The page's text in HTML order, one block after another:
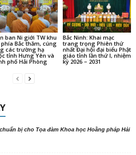
ban Ni giới TW khu
Bắc thăm, cúng
các trường hạ
tỉnh Hưng Yên và
phố Hải Phòng
Bắc Ninh: Khai mạc
trang trọng Phiên thứ
nhất Đại hội đại biểu Phật
giáo tỉnh lần thứ I, nhiệm
kỳ 2026 – 2031
bị cho Tọa đàm Khoa học Hoằng pháp Hải